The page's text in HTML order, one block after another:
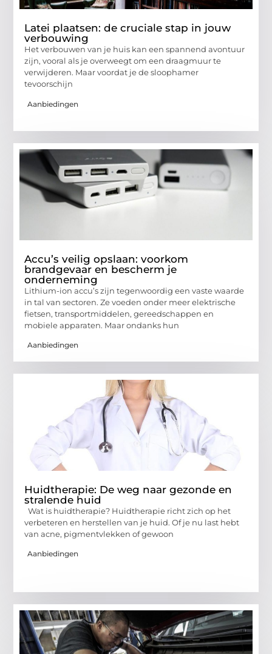
Latei plaatsen: de cruciale stap in jouw
verbouwing
Het verbouwen van je huis kan een spannend avontuur
zijn, vooral als je overweegt om een draagmuur te
verwijderen. Maar voordat je de sloophamer
tevoorschijn
Aanbiedingen
Accu’s veilig opslaan: voorkom
brandgevaar en bescherm je
onderneming
Lithium-ion accu’s zijn tegenwoordig een vaste waarde
in tal van sectoren. Ze voeden onder meer elektrische
fietsen, transportmiddelen, gereedschappen en
mobiele apparaten. Maar ondanks hun
Aanbiedingen
Huidtherapie: De weg naar gezonde en
stralende huid
Wat is huidtherapie? Huidtherapie richt zich op het
verbeteren en herstellen van je huid. Of je nu last hebt
van acne, pigmentvlekken of gewoon
Aanbiedingen